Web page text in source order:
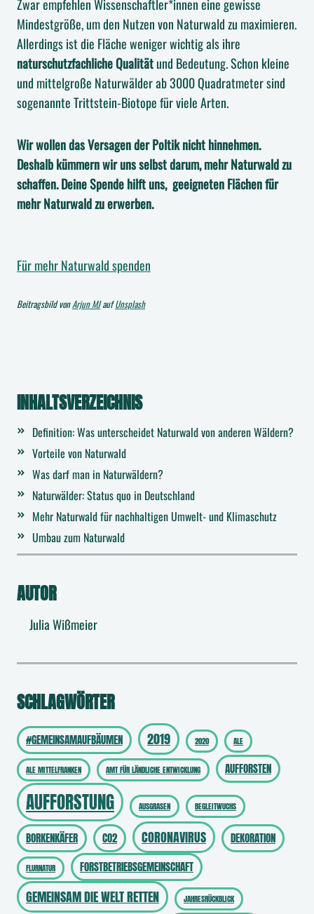
Zwar empfehlen Wissenschaftler*innen eine gewisse
Mindestgröße, um den Nutzen von Naturwald zu maximieren.
Allerdings ist die Fläche weniger wichtig als ihre
naturschutzfachliche Qualitätund Bedeutung. Schon kleine
und mittelgroße Naturwälder ab 3000 Quadratmeter sind
sogenannte Trittstein-Biotope für viele Arten.
Wir wollen das Versagen der Poltik nicht hinnehmen.
Deshalb kümmern wir uns selbst darum, mehr Naturwald zu
schaffen. Deine Spende hilft uns, geeigneten Flächen für
mehr Naturwald zu erwerben.
Für mehr Naturwald spenden
Beitragsbild vonArjun MJaufUnsplash
INHALTSVERZEICHNIS
Definition: Was unterscheidet Naturwald von anderen Wäldern?
Vorteile von Naturwald
Was darf man in Naturwäldern?
Naturwälder: Status quo in Deutschland
Mehr Naturwald für nachhaltigen Umwelt- und Klimaschutz
Umbau zum Naturwald
AUTOR
Julia Wißmeier
SCHLAGWÖRTER
#GEMEINSAMAUFBÄUMEN 2019 2020 ALE
ALE MITTELFRANKEN AMT FÜR LÄNDLICHE ENTWICKLUNG AUFFORSTEN
AUFFORSTUNG AUSGRASEN BEGLEITWUCHS
BORKENKÄFER CO2 CORONAVIRUS DEKORATION
FLURNATUR FORSTBETRIEBSGEMEINSCHAFT
GEMEINSAM DIE WELT RETTEN JAHRESRÜCKBLICK